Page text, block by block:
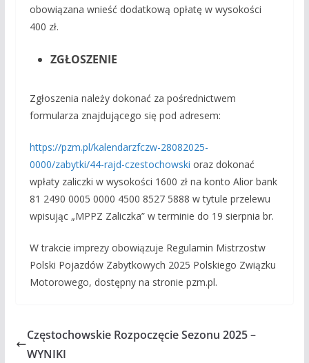
obowiązana wnieść dodatkową opłatę w wysokości
400 zł.
ZGŁOSZENIE
Zgłoszenia należy dokonać za pośrednictwem
formularza znajdującego się pod adresem:
https://pzm.pl/kalendarzfczw-28082025-
0000/zabytki/44-rajd-czestochowski oraz dokonać
wpłaty zaliczki w wysokości 1600 zł na konto Alior bank
81 2490 0005 0000 4500 8527 5888 w tytule przelewu
wpisując „MPPZ Zaliczka” w terminie do 19 sierpnia br.
W trakcie imprezy obowiązuje Regulamin Mistrzostw
Polski Pojazdów Zabytkowych 2025 Polskiego Związku
Motorowego, dostępny na stronie pzm.pl.
Częstochowskie Rozpoczęcie Sezonu 2025 –
WYNIKI